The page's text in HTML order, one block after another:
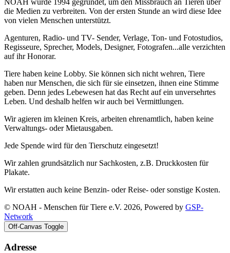
NOAH wurde 1994 gegründet, um den Missbrauch an Tieren über
die Medien zu verbreiten. Von der ersten Stunde an wird diese Idee
von vielen Menschen unterstützt.
Agenturen, Radio- und TV- Sender, Verlage, Ton- und Fotostudios,
Regisseure, Sprecher, Models, Designer, Fotografen...alle verzichten
auf ihr Honorar.
Tiere haben keine Lobby. Sie können sich nicht wehren, Tiere
haben nur Menschen, die sich für sie einsetzen, ihnen eine Stimme
geben. Denn jedes Lebewesen hat das Recht auf ein unversehrtes
Leben. Und deshalb helfen wir auch bei Vermittlungen.
Wir agieren im kleinen Kreis, arbeiten ehrenamtlich, haben keine
Verwaltungs- oder Mietausgaben.
Jede Spende wird für den Tierschutz eingesetzt!
Wir zahlen grundsätzlich nur Sachkosten, z.B. Druckkosten für
Plakate.
Wir erstatten auch keine Benzin- oder Reise- oder sonstige Kosten.
© NOAH - Menschen für Tiere e.V. 2026, Powered by GSP-
Network
Off-Canvas Toggle
Adresse